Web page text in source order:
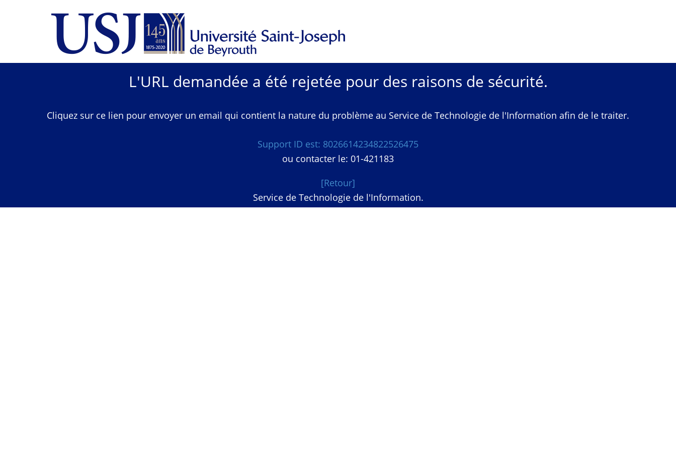
L'URL demandée a été rejetée pour des raisons de sécurité.
Cliquez sur ce lien pour envoyer un email qui contient la nature du problème au Service de Technologie de l'Information afin de le traiter.
Support ID est: 8026614234822526475
ou contacter le: 01-421183
[Retour]
Service de Technologie de l'Information.